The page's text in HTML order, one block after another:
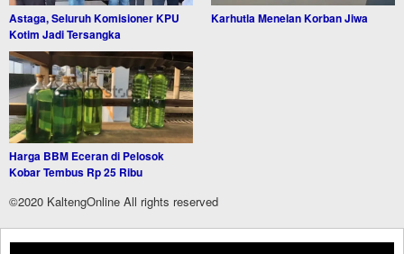
Astaga, Seluruh Komisioner KPU
Kotim Jadi Tersangka
Karhutla Menelan Korban Jiwa
Harga BBM Eceran di Pelosok
Kobar Tembus Rp 25 Ribu
©2020 KaltengOnline All rights reserved